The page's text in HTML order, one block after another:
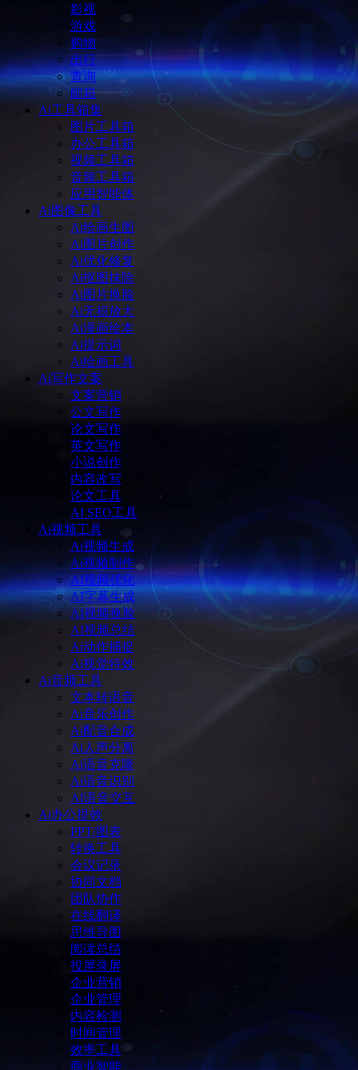
影视
游戏
购物
出行
查询
邮箱
Ai工具箱集
图片工具箱
办公工具箱
视频工具箱
音频工具箱
应用智能体
Ai图像工具
Ai绘画生图
Ai图片创作
Ai优化修复
Ai抠图抹除
Ai图片换脸
Ai无损放大
Ai漫画绘本
Ai提示词
Ai绘画工具
Ai写作文案
文案营销
公文写作
论文写作
英文写作
小说创作
内容改写
论文工具
AI SEO工具
Ai视频工具
Ai视频生成
Ai视频制作
AI视频优化
AI字幕生成
AI视频换脸
AI视频总结
Ai动作捕捉
Ai视觉特效
Ai音频工具
文本转语音
Ai音乐创作
Ai配音合成
Ai人声分离
Ai语音克隆
Ai语音识别
AI语音交互
Ai办公提效
PPT/图表
转换工具
会议记录
协同文档
团队协作
在线翻译
思维导图
阅读总结
投屏录屏
企业营销
企业管理
内容检测
时间管理
效率工具
商业智能